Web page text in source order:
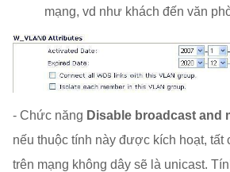
mạng, vd như khách đến văn
- Chức năng Disable broadcast and
nếu thuộc tính này được kích hoạt, tất
trên mạng không dây sẽ là unicast.